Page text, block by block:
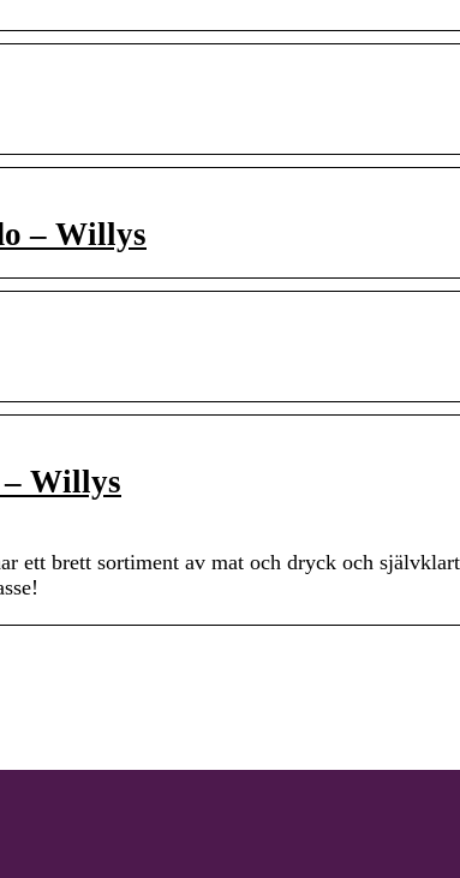
– Willys
Willys
ett brett sortiment av mat och dryck och